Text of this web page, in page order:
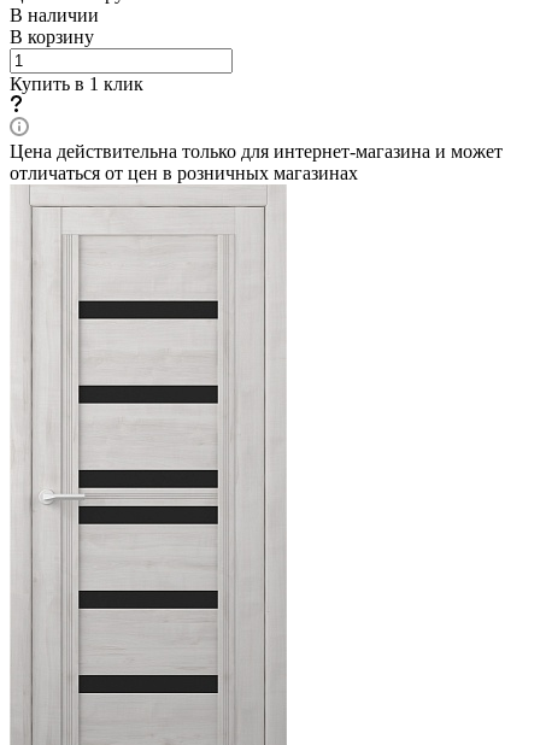
В наличии
В корзину
Купить в 1 клик
Цена действительна только для интернет-магазина и может
отличаться от цен в розничных магазинах